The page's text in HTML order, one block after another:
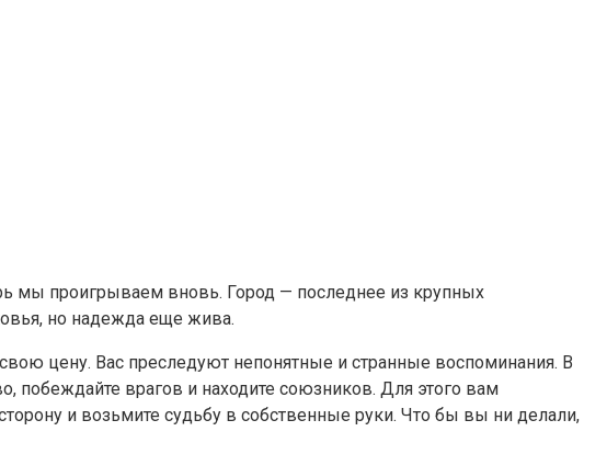
мы проигрываем вновь. Город — последнее из крупных
но надежда еще жива.
цену. Вас преследуют непонятные и странные воспоминания. В
побеждайте врагов и находите союзников. Для этого вам
и возьмите судьбу в собственные руки. Что бы вы ни делали,